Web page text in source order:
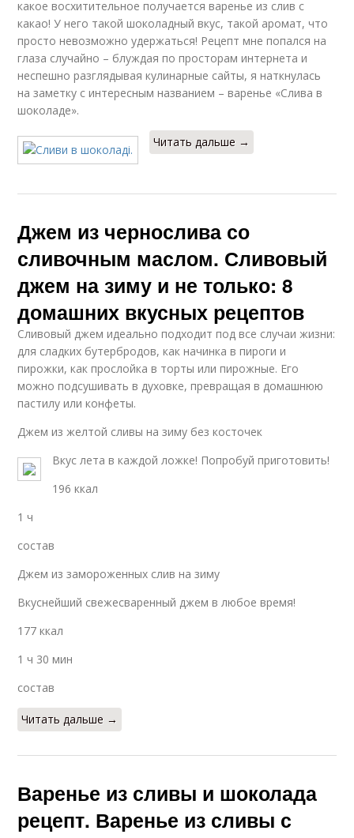
какое восхитительное получается варенье из слив с
какао! У него такой шоколадный вкус, такой аромат, что
просто невозможно удержаться! Рецепт мне попался на
глаза случайно – блуждая по просторам интернета и
неспешно разглядывая кулинарные сайты, я наткнулась
на заметку с интересным названием – варенье «Слива в
шоколаде».
Читать дальше →
Джем из чернослива со
сливочным маслом. Сливовый
джем на зиму и не только: 8
домашних вкусных рецептов
Сливовый джем идеально подходит под все случаи жизни:
для сладких бутербродов, как начинка в пироги и
пирожки, как прослойка в торты или пирожные. Его
можно подсушивать в духовке, превращая в домашнюю
пастилу или конфеты.
Джем из желтой сливы на зиму без косточек
Вкус лета в каждой ложке! Попробуй приготовить!
196 ккал
1 ч
состав
Джем из замороженных слив на зиму
Вкуснейший свежесваренный джем в любое время!
177 ккал
1 ч 30 мин
состав
Читать дальше →
Варенье из сливы и шоколада
рецепт. Варенье из сливы с